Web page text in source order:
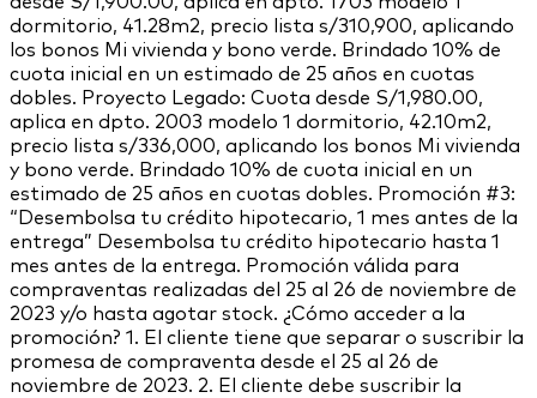
dormitorio, 41.28m2, precio lista s/310,900, aplicando
los bonos Mi vivienda y bono verde. Brindado 10% de
cuota inicial en un estimado de 25 años en cuotas
dobles. Proyecto Legado: Cuota desde S/1,980.00,
aplica en dpto. 2003 modelo 1 dormitorio, 42.10m2,
precio lista s/336,000, aplicando los bonos Mi vivienda
y bono verde. Brindado 10% de cuota inicial en un
estimado de 25 años en cuotas dobles. Promoción #3:
“Desembolsa tu crédito hipotecario, 1 mes antes de la
entrega” Desembolsa tu crédito hipotecario hasta 1
mes antes de la entrega. Promoción válida para
compraventas realizadas del 25 al 26 de noviembre de
2023 y/o hasta agotar stock. ¿Cómo acceder a la
promoción? 1. El cliente tiene que separar o suscribir la
promesa de compraventa desde el 25 al 26 de
noviembre de 2023. 2. El cliente debe suscribir la